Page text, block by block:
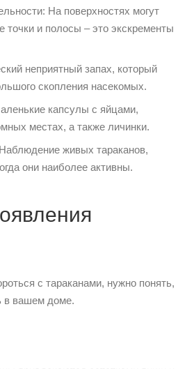
На поверхностях могут
точки и полосы – это экскременты
неприятный запах, который
скопления насекомых.
капсулы с яйцами,
местах, а также личинки.
живых тараканов,
они наиболее активны.
с тараканами, нужно понять,
в вашем доме.